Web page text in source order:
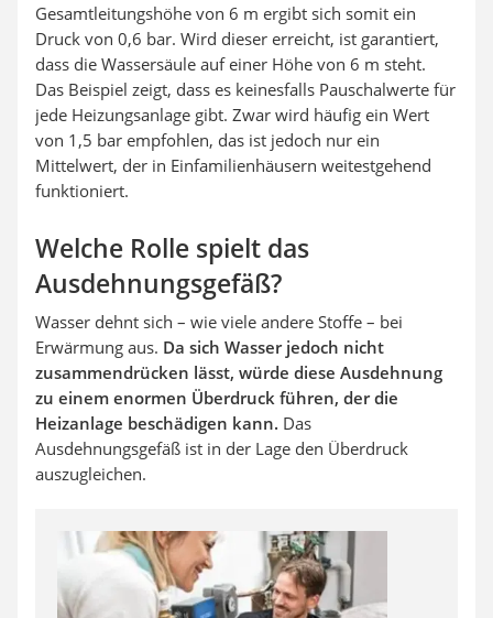
Gesamtleitungshöhe von 6 m ergibt sich somit ein
Druck von 0,6 bar. Wird dieser erreicht, ist garantiert,
dass die Wassersäule auf einer Höhe von 6 m steht.
Das Beispiel zeigt, dass es keinesfalls Pauschalwerte für
jede Heizungsanlage gibt. Zwar wird häufig ein Wert
von 1,5 bar empfohlen, das ist jedoch nur ein
Mittelwert, der in Einfamilienhäusern weitestgehend
funktioniert.
Welche Rolle spielt das
Ausdehnungsgefäß?
Wasser dehnt sich – wie viele andere Stoffe – bei
Erwärmung aus. Da sich Wasser jedoch nicht
zusammendrücken lässt, würde diese Ausdehnung
zu einem enormen Überdruck führen, der die
Heizanlage beschädigen kann. Das
Ausdehnungsgefäß ist in der Lage den Überdruck
auszugleichen.